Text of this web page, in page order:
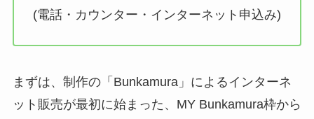
(電話・カウンター・インターネット申込み)
まずは、制作の「Bunkamura」によるインターネ
ット販売が最初に始まった、MY Bunkamura枠から